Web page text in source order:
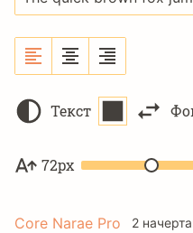
Текст
72px
Core Narae Pro 2